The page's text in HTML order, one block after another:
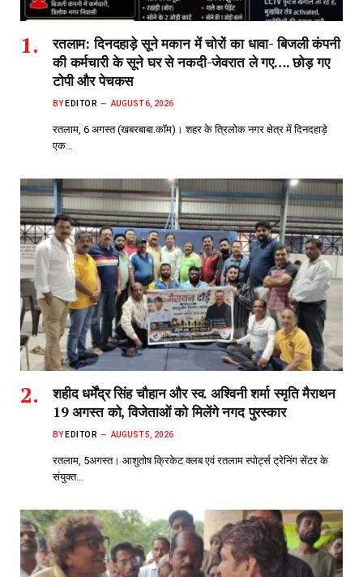
रतलाम: दिनदहाड़े सूने मकान में चोरों का धावा- बिजली कंपनी
की कर्मचारी के सूने घर से नकदी-जेवरात ले गए…. छोड़ गए
टोपी और पेचकस
BY EDITOR AUGUST 6, 2026
रतलाम, 6 अगस्त (खबरबाबा.कॉम)। शहर के त्रिलोक नगर क्षेत्र में दिनदहाड़े
एक…
शहीद धर्मेंद्र सिंह चौहान और स्व. अश्विनी शर्मा स्मृति मैराथन
19 अगस्त को, विजेताओं को मिलेंगे नगद पुरस्कार
BY EDITOR AUGUST 5, 2026
रतलाम, 5अगस्त। आशुतोष क्रिकेट क्लब एवं रतलाम स्पोर्ट्स ट्रेनिंग सेंटर के
संयुक्त…